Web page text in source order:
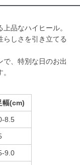
品なハイヒール。
らしさを引き立てる
で、特別な日のお出
幅(cm)
8.5
9.0